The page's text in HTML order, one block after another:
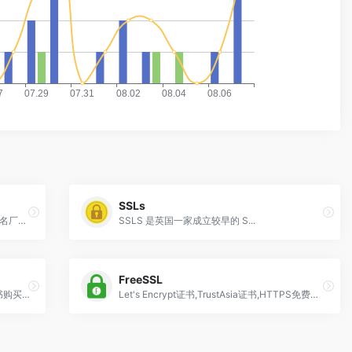
专业https安全服务商! JoySSL携手全球知名厂商，提供SSL证书申请、https证书购买、数字证书加密安装等服务。实现SSL品牌自主，https安全可信且完美兼容。官方电话：400-000-6881
SSLs
SSLS 是英国一家成立较早的 S...
51SSL一站式证书管理平台，提供SSL证书购买，申请，在线支付，审核下发，部署管理，以及OV SSL证书，EV SSL证书，代码签名证书等的购买服务
FreeSSL
Let's Encrypt证书,TrustAsia证书,HTTPS免费证书,SSL免费证书,服务器证书,Free SSL,Free HTTPS,.app 域名,.app免费证书